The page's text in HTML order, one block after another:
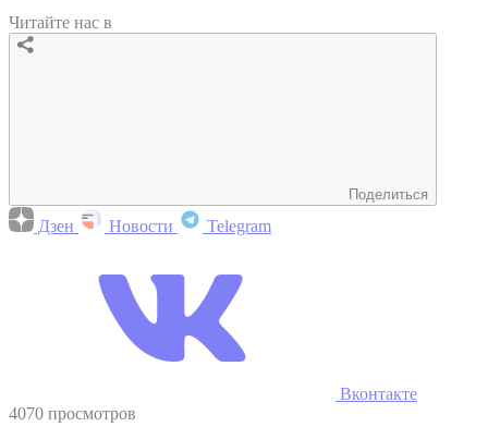
Читайте нас в
Поделиться
Дзен Новости Telegram
Вконтакте
4070 просмотров